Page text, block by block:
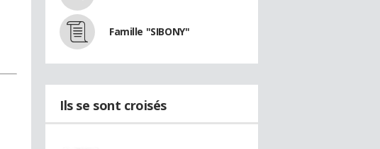
Famille "SIBONY"
Ils se sont croisés